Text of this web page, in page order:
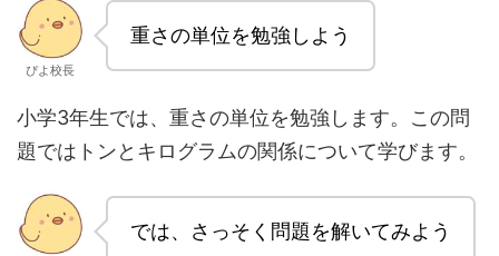
ぴよ校長
重さの単位を勉強しよう
小学3年生では、重さの単位を勉強します。この問
題ではトンとキログラムの関係について学びます。
では、さっそく問題を解いてみよう